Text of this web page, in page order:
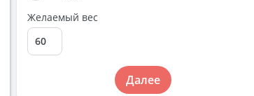
Желаемый вес
Далее